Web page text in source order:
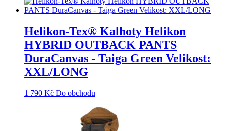
Helikon-Tex® Kalhoty Helikon
HYBRID OUTBACK PANTS
DuraCanvas - Taiga Green Velikost:
XXL/LONG
1 790 Kč Do obchodu